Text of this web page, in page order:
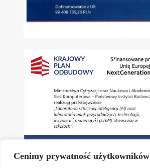
Cenimy prywatność użytkowników